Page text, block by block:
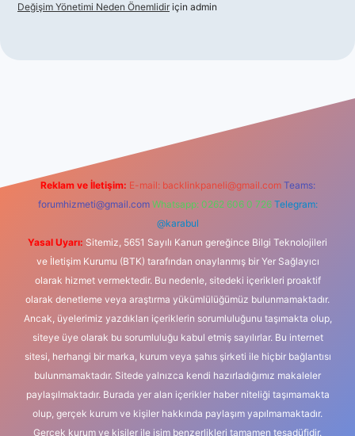
Değişim Yönetimi Neden Önemlidir için admin
Reklam ve İletişim: E-mail: backlinkpaneli@gmail.com Teams:
forumhizmeti@gmail.com Whatsapp: 0262 606 0 726 Telegram:
@karabul
Yasal Uyarı: Sitemiz, 5651 Sayılı Kanun gereğince Bilgi Teknolojileri
ve İletişim Kurumu (BTK) tarafından onaylanmış bir Yer Sağlayıcı
olarak hizmet vermektedir. Bu nedenle, sitedeki içerikleri proaktif
olarak denetleme veya araştırma yükümlülüğümüz bulunmamaktadır.
Ancak, üyelerimiz yazdıkları içeriklerin sorumluluğunu taşımakta olup,
siteye üye olarak bu sorumluluğu kabul etmiş sayılırlar. Bu internet
sitesi, herhangi bir marka, kurum veya şahıs şirketi ile hiçbir bağlantısı
bulunmamaktadır. Sitede yalnızca kendi hazırladığımız makaleler
paylaşılmaktadır. Burada yer alan içerikler haber niteliği taşımamakta
olup, gerçek kurum ve kişiler hakkında paylaşım yapılmamaktadır.
Gerçek kurum ve kişiler ile isim benzerlikleri tamamen tesadüfidir.